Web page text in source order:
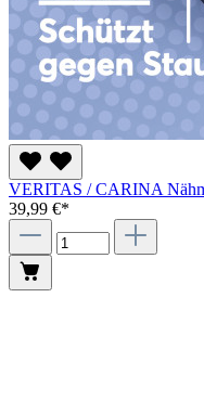
VERITAS / CARINA
39,99 €*